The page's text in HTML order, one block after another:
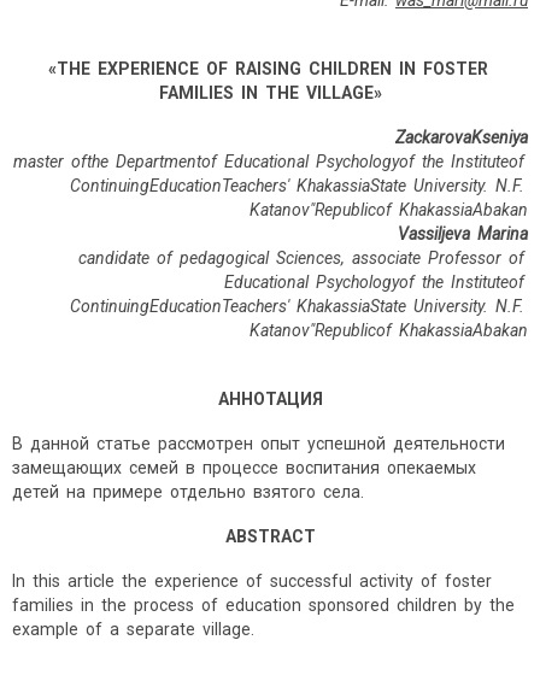
«THE EXPERIENCE OF RAISING CHILDREN IN FOSTER
FAMILIES IN THE VILLAGE»
ZackarovaKseniya
master ofthe Departmentof Educational Psychologyof the Instituteof
ContinuingEducationTeachers' KhakassiaState University. N.F.
Katanov"Republicof KhakassiaAbakan
Vassiljeva Marina
candidate of pedagogical Sciences, associate Professor of
Educational Psychologyof the Instituteof
ContinuingEducationTeachers' KhakassiaState University. N F.
Katanov"Republicof KhakassiaAbakan
АННОТАЦИЯ
В данной статье рассмотрен опыт успешной деятельности
замещающих семей в процессе воспитания опекаемых
детей на примере отдельно взятого села.
ABSTRACT
In this article the experience of successful activity of foster
families in the process of education sponsored children by the
example of a separate village.